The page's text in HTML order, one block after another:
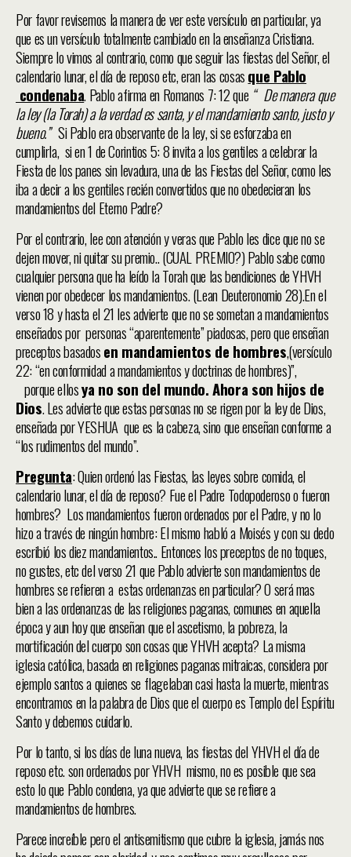
Por favor revisemos la manera de ver este versículo en particular, ya
que es un versículo totalmente cambiado en la enseñanza Cristiana.
Siempre lo vimos al contrario, como que seguir las fiestas del Señor, el
calendario lunar, el día de reposo etc, eran las cosasque Pablo
condenaba. Pablo afirma en Romanos 7: 12 que “ De manera que
la ley (la Torah) a la verdad es santa, y el mandamiento santo, justo y
bueno.” Si Pablo era observante de la ley, si se esforzaba en
cumplirla, si en 1 de Corintios 5: 8 invita a los gentiles a celebrar la
Fiesta de los panes sin levadura, una de las Fiestas del Señor, como les
iba a decir a los gentiles recién convertidos que no obedecieran los
mandamientos del Eterno Padre?
Por el contrario, lee con atención y veras que Pablo les dice que no se
dejen mover, ni quitar su premio.. (CUAL PREMIO?) Pablo sabe como
cualquier persona que ha leído la Torah que las bendiciones de YHVH
vienen por obedecer los mandamientos. (Lean Deuteronomio 28).En el
verso 18 y hasta el 21 les advierte que no se sometan a mandamientos
enseñados por personas “aparentemente” piadosas, pero que enseñan
preceptos basadosen mandamientos de hombres,(versículo
22: “en conformidad a mandamientos y doctrinas de hombres)”,
porque ellosya no son del mundo. Ahora son hijos de
Dios. Les advierte que estas personas no se rigen por la ley de Dios,
enseñada por YESHUA que es la cabeza, sino que enseñan conforme a
“los rudimentos del mundo”.
Pregunta: Quien ordenó las Fiestas, las leyes sobre comida, el
calendario lunar, el día de reposo? Fue el Padre Todopoderoso o fueron
hombres? Los mandamientos fueron ordenados por el Padre, y no lo
hizo a través de ningún hombre: El mismo habló a Moisés y con su dedo
escribió los diez mandamientos.. Entonces los preceptos de no toques,
no gustes, etc del verso 21 que Pablo advierte son mandamientos de
hombres se refieren a estas ordenanzas en particular? O será mas
bien a las ordenanzas de las religiones paganas, comunes en aquella
época y aun hoy que enseñan que el ascetismo, la pobreza, la
mortificación del cuerpo son cosas que YHVH acepta? La misma
iglesia católica, basada en religiones paganas mitraicas, considera por
ejemplo santos a quienes se flagelaban casi hasta la muerte, mientras
encontramos en la palabra de Dios que el cuerpo es Templo del Espíritu
Santo y debemos cuidarlo.
Por lo tanto, si los días de luna nueva, las fiestas del YHVH el día de
reposo etc. son ordenados por YHVH mismo, no es posible que sea
esto lo que Pablo condena, ya que advierte que se refiere a
mandamientos de hombres.
Parece increíble pero el antisemitismo que cubre la iglesia, jamás nos